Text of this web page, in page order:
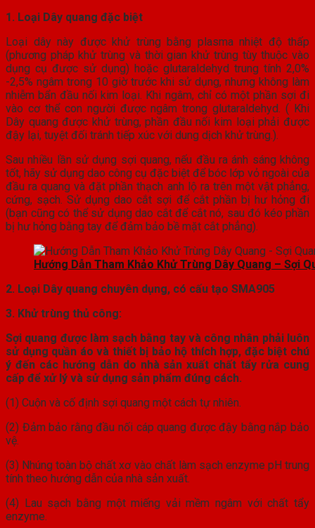
1. Loại Dây quang đặc biệt
Loại dây này được khử trùng bằng plasma nhiệt độ thấp
(phương pháp khử trùng và thời gian khử trùng tùy thuộc vào
dụng cụ được sử dụng) hoặc glutaraldehyd trung tính 2,0%
-2,5% ngâm trong 10 giờ trước khi sử dụng, nhưng không làm
nhiễm bẩn đầu nối kim loại. Khi ngâm, chỉ có một phần sợi đi
vào cơ thể con người được ngâm trong glutaraldehyd. ( Khi
Dây quang được khử trùng, phần đầu nối kim loại phải được
đậy lại, tuyệt đối tránh tiếp xúc với dung dịch khử trùng.).
Sau nhiều lần sử dụng sợi quang, nếu đầu ra ánh sáng không
tốt, hãy sử dụng dao công cụ đặc biệt để bóc lớp vỏ ngoài của
đầu ra quang và đặt phần thạch anh lộ ra trên một vật phẳng,
cứng, sạch. Sử dụng dao cắt sợi để cắt phần bị hư hỏng đi
(bạn cũng có thể sử dụng dao cắt để cắt nó, sau đó kéo phần
bị hư hỏng bằng tay để đảm bảo bề mặt cắt phẳng).
Hướng Dẫn Tham Khảo Khử Trùng Dây Quang – Sợi
2. Loại Dây quang chuyên dụng, có cấu tạo SMA905
3. Khử trùng thủ công:
Sợi quang được làm sạch bằng tay và công nhân phải luôn
sử dụng quần áo và thiết bị bảo hộ thích hợp, đặc biệt chú
ý đến các hướng dẫn do nhà sản xuất chất tẩy rửa cung
cấp để xử lý và sử dụng sản phẩm đúng cách.
(1) Cuộn và cố định sợi quang một cách tự nhiên.
(2) Đảm bảo rằng đầu nối cáp quang được đậy bằng nắp bảo
vệ.
(3) Nhúng toàn bộ chất xơ vào chất làm sạch enzyme pH trung
tính theo hướng dẫn của nhà sản xuất.
(4) Lau sạch bằng một miếng vải mềm ngâm với chất tẩy
enzyme.